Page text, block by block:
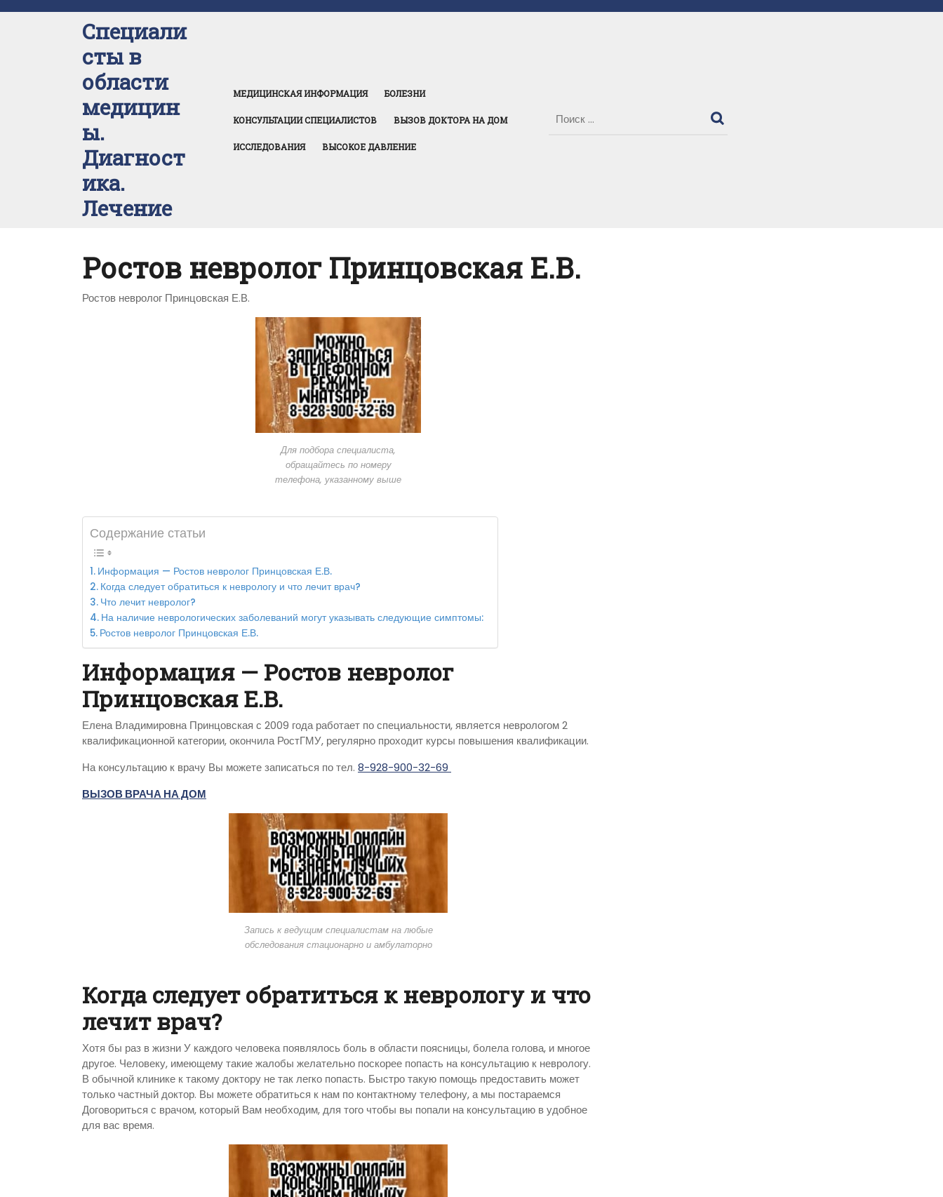
Специали
сты в
области
медицин
ы.
Диагност
ика.
Лечение
МЕДИЦИНСКАЯ ИНФОРМАЦИЯ БОЛЕЗНИ
КОНСУЛЬТАЦИИ СПЕЦИАЛИСТОВ ВЫЗОВ ДОКТОРА НА ДОМ
ИССЛЕДОВАНИЯ ВЫСОКОЕ ДАВЛЕНИЕ
Ростов невролог Принцовская Е.В.
Ростов невролог Принцовская Е.В.
Для подбора специалиста,
обращайтесь по номеру
телефона, указанному выше
Содержание статьи
Информация — Ростов невролог Принцовская Е.В.
Когда следует обратиться к неврологу и что лечит врач?
Что лечит невролог?
На наличие неврологических заболеваний могут указывать следующие симптомы:
Ростов невролог Принцовская Е.В.
Информация — Ростов невролог
Принцовская Е.В.
Елена Владимировна Принцовская с 2009 года работает по специальности, является неврологом 2
квалификационной категории, окончила РостГМУ, регулярно проходит курсы повышения квалификации.
На консультацию к врачу Вы можете записаться по тел. 8-928-900-32-69
ВЫЗОВ ВРАЧА НА ДОМ
Запись к ведущим специалистам на любые
обследования стационарно и амбулаторно
Когда следует обратиться к неврологу и что
лечит врач?
Хотя бы раз в жизни У каждого человека появлялось боль в области поясницы, болела голова, и многое
другое. Человеку, имеющему такие жалобы желательно поскорее попасть на консультацию к неврологу.
В обычной клинике к такому доктору не так легко попасть. Быстро такую помощь предоставить может
только частный доктор. Вы можете обратиться к нам по контактному телефону, а мы постараемся
Договориться с врачом, который Вам необходим, для того чтобы вы попали на консультацию в удобное
для вас время.